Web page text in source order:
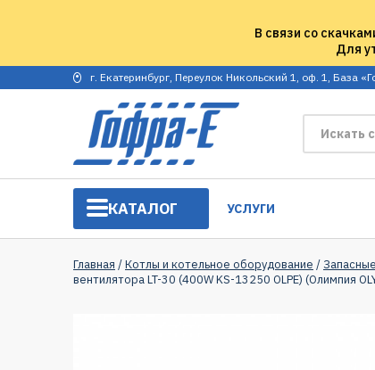
В связи со
Для
г. Екатеринбург, Переулок Никольский 1, оф. 1, База
КАТАЛОГ УСЛУГИ
Главная /Котлы и котельное оборудование /
вентилятора LT-30 (400W KS-13250 OLPE) (Олимпия